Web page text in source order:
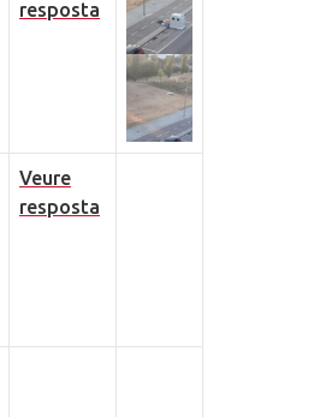
resposta
Veure
resposta